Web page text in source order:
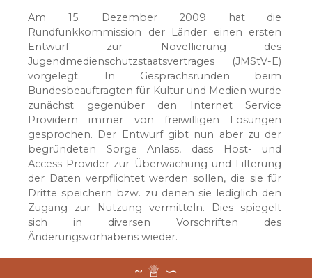
Am 15. Dezember 2009 hat die
Rundfunkkommission der Länder einen ersten
Entwurf zur Novellierung des
Jugendmedienschutzstaatsvertrages (JMStV-E)
vorgelegt. In Gesprächsrunden beim
Bundesbeauftragten für Kultur und Medien wurde
zunächst gegenüber den Internet Service
Providern immer von freiwilligen Lösungen
gesprochen. Der Entwurf gibt nun aber zu der
begründeten Sorge Anlass, dass Host- und
Access-Provider zur Überwachung und Filterung
der Daten verpflichtet werden sollen, die sie für
Dritte speichern bzw. zu denen sie lediglich den
Zugang zur Nutzung vermitteln. Dies spiegelt
sich in diversen Vorschriften des
Änderungsvorhabens wieder.